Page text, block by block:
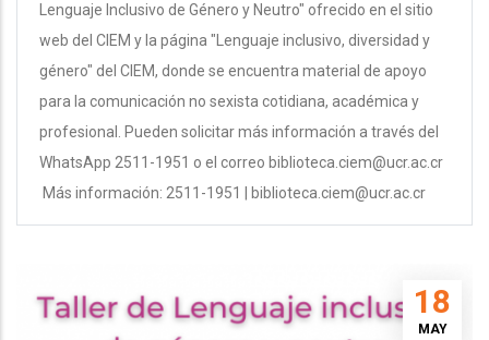
Lenguaje Inclusivo de Género y Neutro" ofrecido en el sitio
web del CIEM y la página "Lenguaje inclusivo, diversidad y
género" del CIEM, donde se encuentra material de apoyo
para la comunicación no sexista cotidiana, académica y
profesional. Pueden solicitar más información a través del
WhatsApp 2511-1951 o el correo biblioteca.ciem@ucr.ac.cr
Más información: 2511-1951 | biblioteca.ciem@ucr.ac.cr
18
MAY